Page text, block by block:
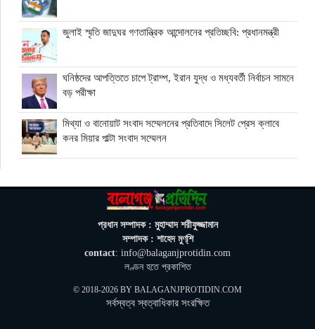
জুলাই স্মৃতি জাদুঘর গণতান্ত্রিক আন্দোলনের প্রতিচ্ছবি: প্রধানমন্ত্রী
ঘনিষ্ঠদের আপত্তিতে চাপে ট্রাম্প, ইরান যুদ্ধ ও মধ্যবর্তী নির্বাচন সামনে
বড় পরীক্ষা
মিথ্যা ও বানোয়াট সংবাদ সম্মেলনের প্রতিবাদে সিলেট প্রেস ক্লাবে
কনর মিয়ার পাল্টা সংবাদ সম্মেলন
ওমানে মিলবে ১৪ দিনের ফ্রি পর্যটন ভিসা
ইরানে নতুন হামলা স্থগিত ট্রাম্পের, দ্রুত চুক্তির ইঙ্গিত
বালাগঞ্জে শিশু-কিশোরদের মসজিদমুখী করতে ব্যতিক্রমী উদ্যোগ, ৩৩
প্রধান সম্পাদক : মুহাম্মাদ শরীফুজ্জামান
সম্পাদক : শাহেদ মুণ্‌শি
contact: info@balaganjprotidin.com
লণ্ডন হতে প্রকাশিত
© 2018-2026 BY BALAGANJPROTIDIN.COM
সর্বস্বত্ব স্বত্বাধিকার সংরক্ষিত